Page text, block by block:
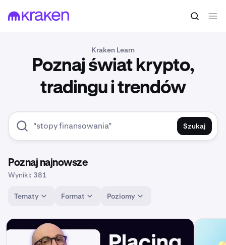
Kraken Learn
Poznaj świat krypto,
tradingu i trendów
Szukaj
Poznaj najnowsze
Wyniki: 381
Tematy Format Poziomy